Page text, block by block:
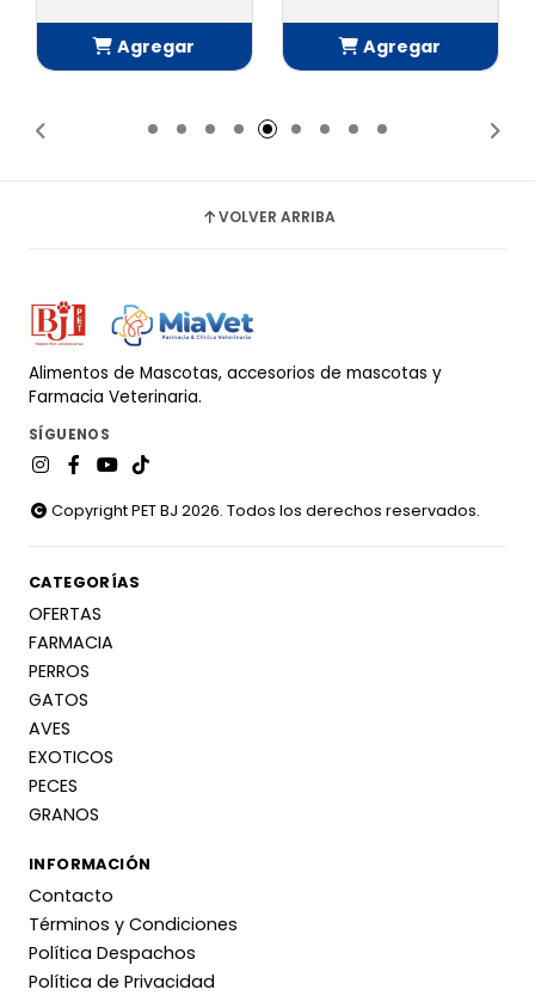
Agregar
Agregar
VOLVER ARRIBA
Alimentos de Mascotas, accesorios de mascotas y
Farmacia Veterinaria.
SÍGUENOS
Copyright PET BJ 2026. Todos los derechos reservados.
CATEGORÍAS
OFERTAS
FARMACIA
PERROS
GATOS
AVES
EXOTICOS
PECES
GRANOS
INFORMACIÓN
Contacto
Términos y Condiciones
Política Despachos
Política de Privacidad